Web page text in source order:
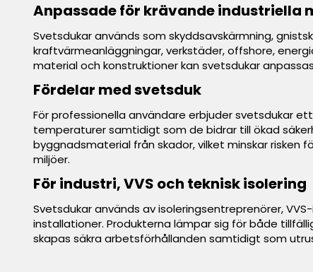
Anpassade för krävande industriella
Svetsdukar används som skyddsavskärmning,
kraftvärmeanläggningar, verkstäder, offshore,
material och konstruktioner kan svetsdukar
Fördelar med svetsduk
För professionella användare erbjuder svetsdukar
temperaturer samtidigt som de bidrar till ökad
byggnadsmaterial från skador, vilket minskar
miljöer.
För industri, VVS och teknisk isolering
Svetsdukar används av isoleringsentreprenörer,
installationer. Produkterna lämpar sig för både
skapas säkra arbetsförhållanden samtidigt som